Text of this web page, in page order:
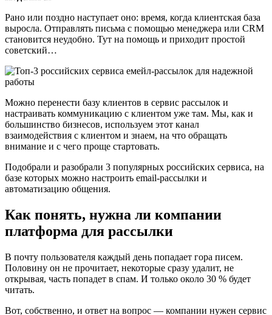
Рано или поздно наступает оно: время, когда клиентская база
выросла. Отправлять письма с помощью менеджера или CRM
становится неудобно. Тут на помощь и приходит простой
советский…
Можно перенести базу клиентов в сервис рассылок и
настраивать коммуникацию с клиентом уже там. Мы, как и
большинство бизнесов, используем этот канал
взаимодействия с клиентом и знаем, на что обращать
внимание и с чего проще стартовать.
Подобрали и разобрали 3 популярных российских сервиса, на
базе которых можно настроить email-рассылки и
автоматизацию общения.
Как понять, нужна ли компании
платформа для рассылки
В почту пользователя каждый день попадает гора писем.
Половину он не прочитает, некоторые сразу удалит, не
открывая, часть попадет в спам. И только около 30 % будет
читать.
Вот, собственно, и ответ на вопрос — компании нужен сервис